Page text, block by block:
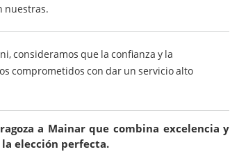
nuestras.
consideramos que la confianza y la
comprometidos con dar un servicio alto
a Mainar que combina excelencia y
la elección perfecta.